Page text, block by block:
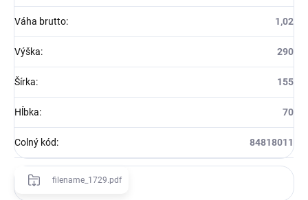
Váha brutto: 1,02
Výška: 290
Šírka: 155
Hĺbka: 70
Colný kód: 84818011
filename_1729.pdf